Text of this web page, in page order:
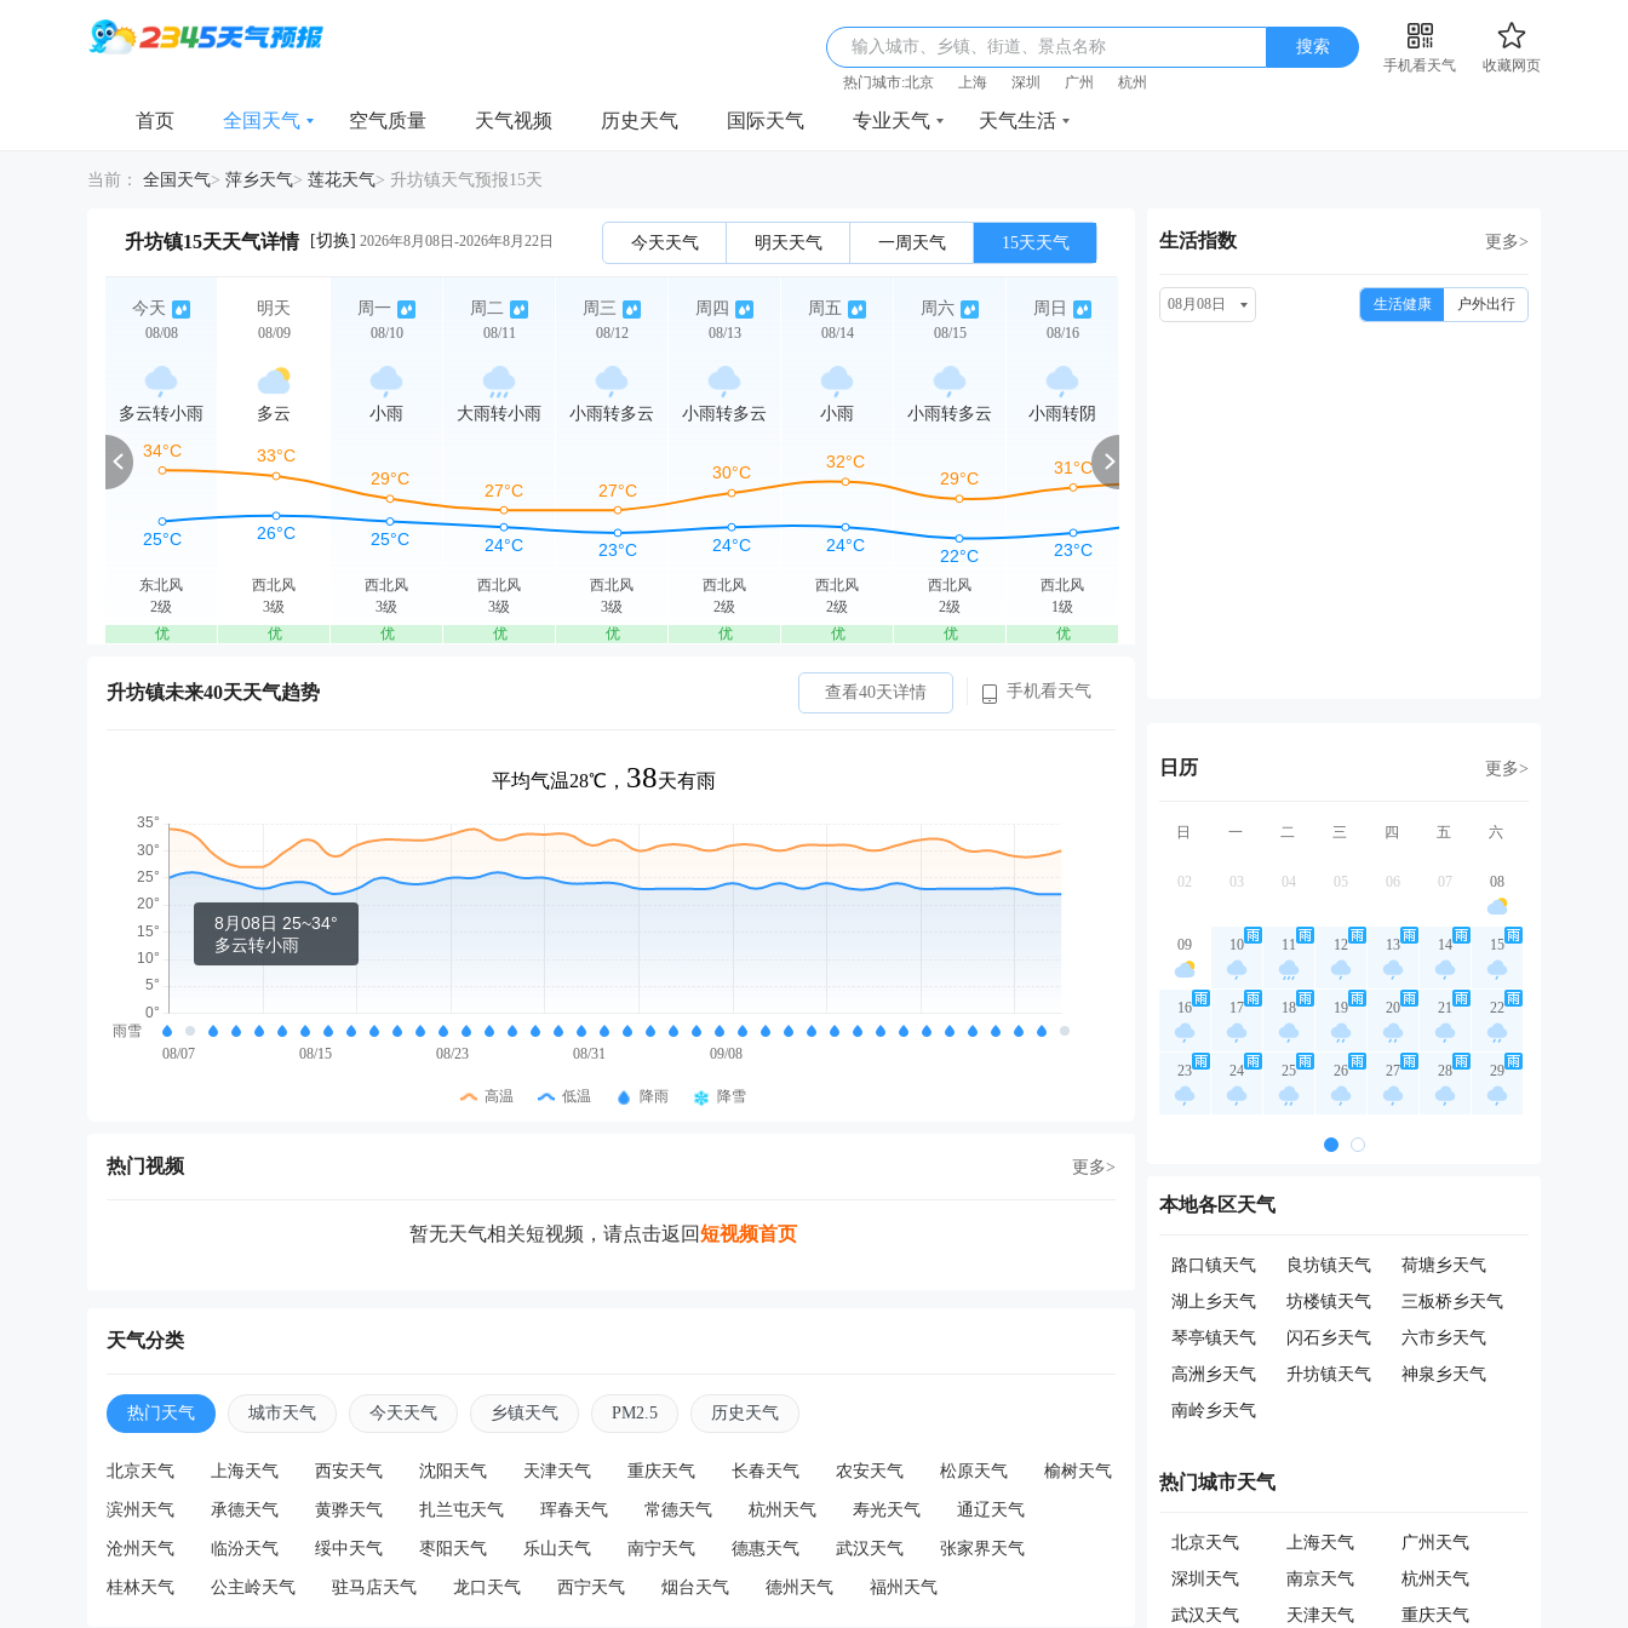
输入城市、乡镇、街道、景点名称 搜索
手机看天气
收藏网页
热门城市:北京 上海 深圳 广州 杭州
首页 全国天气 空气质量 天气视频 历史天气 国际天气 专业天气 天气生活
当前： 全国天气> 萍乡天气> 莲花天气> 升坊镇天气预报15天
升坊镇15天天气详情 [切换] 2026年8月08日-2026年8月22日 今天天气 明天天气 一周天气 15天天气
今天
08/08
多云转小雨
东北风
2级
优
明天
08/09
多云
西北风
3级
优
周一
08/10
小雨
西北风
3级
优
周二
08/11
大雨转小雨
西北风
3级
优
周三
08/12
小雨转多云
西北风
3级
优
周四
08/13
小雨转多云
西北风
2级
优
周五
08/14
小雨
西北风
2级
优
周六
08/15
小雨转多云
西北风
2级
优
周日
08/16
小雨转阴
西北风
1级
优
周一 周三 周四
升坊镇未来40天天气趋势 查看40天详情 手机看天气
平均气温28℃， 38天有雨
8月08日 25~34°
多云转小雨
雨雪
08/07
08/15 08/23 08/31 09/08
高温 低温 降雨 降雪
热门视频 更多>
暂无天气相关短视频，请点击返回短视频首页
天气分类
热门天气 城市天气 今天天气 乡镇天气 PM2.5 历史天气
北京天气 上海天气 西安天气 沈阳天气 天津天气 重庆天气 长春天气 农安天气 松原天气 榆树天气
滨州天气 承德天气 黄骅天气 扎兰屯天气 珲春天气 常德天气 杭州天气 寿光天气 通辽天气
沧州天气 临汾天气 绥中天气 枣阳天气 乐山天气 南宁天气 德惠天气 武汉天气 张家界天气
桂林天气 公主岭天气 驻马店天气 龙口天气 西宁天气 烟台天气 德州天气 福州天气
生活指数 更多>
08月08日 生活健康 户外出行
日历 更多>
日 一 二 三 四 五 六
02 03 04 05 06 07 08
09 10 11 12 13 14 15
16 17 18 19 20 21 22
23 24 25 26 27 28 29
本地各区天气
路口镇天气 良坊镇天气
荷塘乡天气
湖上乡天气
坊楼镇天气
三板桥乡天气
琴亭镇天气
闪石乡天气
六市乡天气
高洲乡天气
升坊镇天气
神泉乡天气
南岭乡天气
热门城市天气
北京天气 上海天气
广州天气
深圳天气
南京天气
杭州天气
武汉天气
天津天气 重庆天气